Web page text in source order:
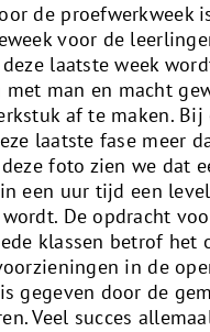
de proefwerkweek
voor de
laatste week
met man en macht
af te maken. Bij
laatste fase meer
foto zien we dat
een uur tijd een
De opdracht
klassen betrof het
in de
gegeven door de
Veel succes